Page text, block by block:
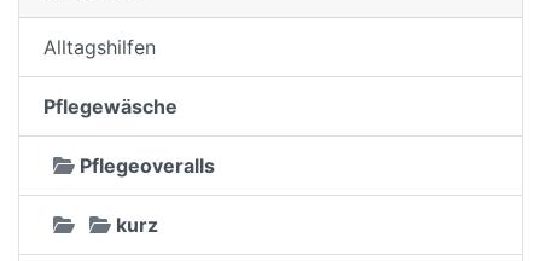
Alltagshilfen
Pflegewäsche
Pflegeoveralls
kurz